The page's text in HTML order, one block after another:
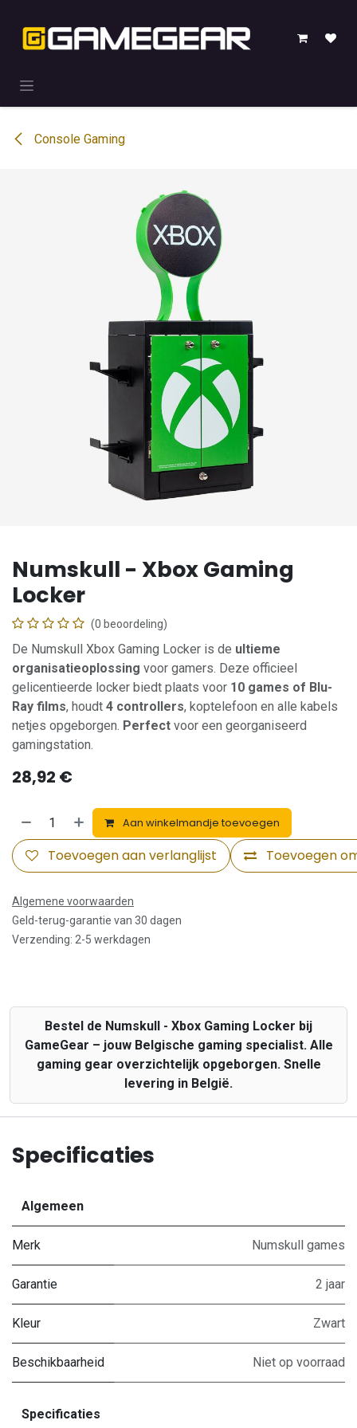
Console Gaming
Numskull - Xbox Gaming
Locker
(0 beoordeling)
De Numskull Xbox Gaming Locker is de ultieme
organisatieoplossing voor gamers. Deze officieel
gelicentieerde locker biedt plaats voor 10 games of Blu-
Ray films, houdt 4 controllers, koptelefoon en alle kabels
netjes opgeborgen. Perfect voor een georganiseerd
gamingstation.
28,92 €
Aan winkelmandje toevoegen
Toevoegen
Toevoegen aan verlanglijst
Algemene voorwaarden
Geld-terug-garantie van 30 dagen
Verzending: 2-5 werkdagen
Bestel de Numskull - Xbox Gaming Locker bij
GameGear – jouw Belgische gaming specialist. Alle
gaming gear overzichtelijk opgeborgen. Snelle
levering in België.
Specificaties
Algemeen
Merk Numskull games
Garantie 2 jaar
Kleur Zwart
Beschikbaarheid Niet op voorraad
Specificaties